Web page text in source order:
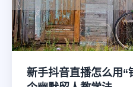
新手抖音直播怎么用“